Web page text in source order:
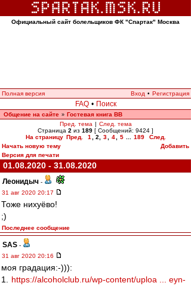
Официальный сайт болельщиков ФК "Спартак" Москва
Полная версия Вход • Регистрация
FAQ • Поиск
Общение на сайте » Гостевая книга ВВ
Пред. тема | След. тема
Страница 2 из 189 [ Сообщений: 9424 ]
На страницу Пред. 1 2 3 4 5 189
След.
Начать новую тему
Добавить
Версия для печати
01.08.2020 - 31.08.2020
Леонидыч -
31 авг 2020 20:17
Тоже нихуёво!
;)
Последнее сообщение
SAS -
31 авг 2020 20:16
моя градация:-))):
1.
https://alcoholclub.ru/wp-content/uploa ... eyn-